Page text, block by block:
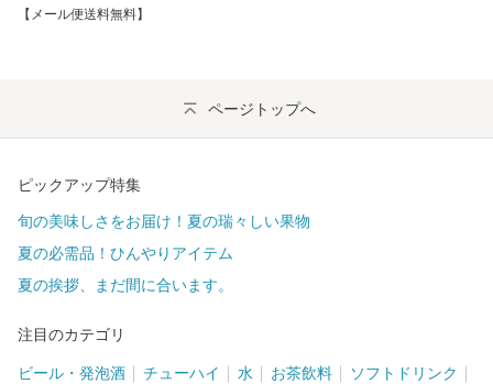
【メール便送料無料】
ページトップへ
ピックアップ特集
旬の美味しさをお届け！夏の瑞々しい果物
夏の必需品！ひんやりアイテム
夏の挨拶、まだ間に合います。
注目のカテゴリ
ビール・発泡酒 チューハイ 水 お茶飲料 ソフトドリンク